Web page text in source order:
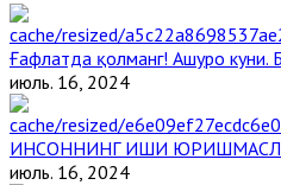
Ғафлатда қолманг! Ашуро куни.
июль. 16, 2024
ИНСОННИНГ ИШИ
июль. 16, 2024